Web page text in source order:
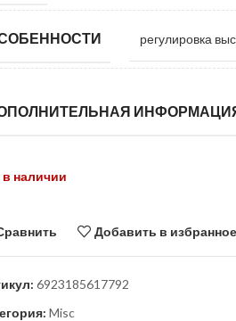
регулировка
в наличии
Добавить в избранное
6923185617792
Misc